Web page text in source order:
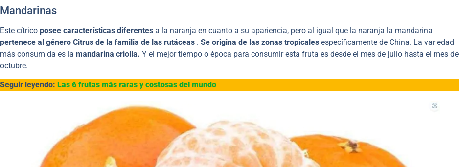
Mandarinas
Este cítrico posee características diferentes a la naranja en cuanto a su apariencia, pero al igual que la naranja la mandarina
pertenece al género Citrus de la familia de las rutáceas . Se origina de las zonas tropicales específicamente de China. La variedad
más consumida es la mandarina criolla. Y el mejor tiempo o época para consumir esta fruta es desde el mes de julio hasta el mes de
octubre.
Seguir leyendo: Las 6 frutas más raras y costosas del mundo